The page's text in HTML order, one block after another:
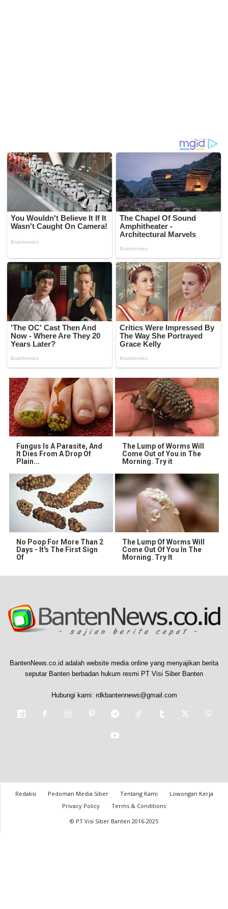
Fungus Is A Parasite, And
It Dies From A Drop Of
Plain...
The Lump of Worms Will
Come Out of You in The
Morning. Try it
No Poop For More Than 2
Days - It's The First Sign
Of
The Lump Of Worms Will
Come Out Of You In The
Morning. Try It
BantenNews.co.id adalah website media online yang menyajikan berita
seputar Banten berbadan hukum resmi PT Visi Siber Banten
Hubungi kami: rdkbantennews@gmail.com
Redaksi Pedoman Media Siber Tentang Kami
Lowongan Kerja
Privacy Policy
Terms & Conditions
© PT Visi Siber Banten 2016-2025